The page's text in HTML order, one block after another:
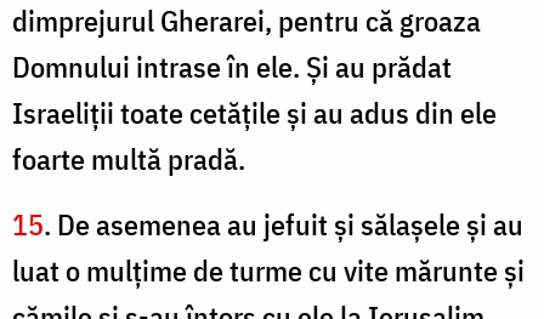
dimprejurul Gherarei, pentru că groaza
Domnului intrase în ele. Şi au prădat
Israeliţii toate cetăţile şi au adus din ele
foarte multă pradă.
15. De asemenea au jefuit şi sălaşele şi au
luat o mulţime de turme cu vite mărunte şi